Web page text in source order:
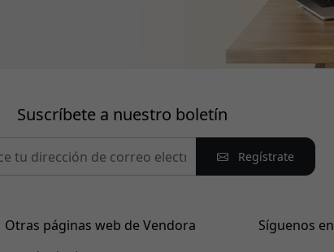
Suscríbete a nuestro boletín
Regístrate
Otras páginas web de Vendora Síguenos en